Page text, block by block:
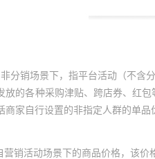
非分销场景下，指平台活动（不
放的各种采购津贴、跨店券、红
商家自行设置的非指定人群的单
营销活动场景下的商品价格，该价